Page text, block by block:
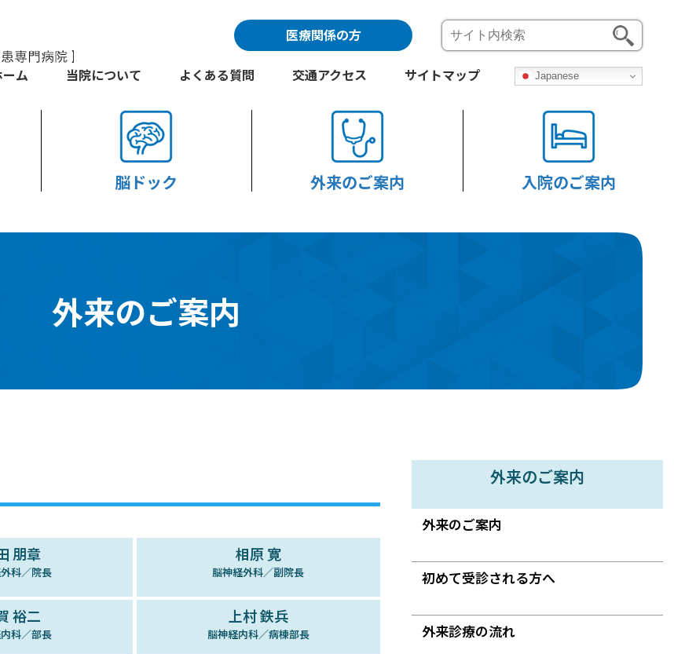
脳ドック 外来のご案内 入院のご案内
ーム 当院について よくある質問 交通アクセス サイトマップ Japanese
医療関係の方
外来のご案内
朋章
科／院長
相原 寛
脳神経外科／副院長
裕二
科／部長
上村 鉄兵
脳神経内科／病棟部長
外来のご案内
外来のご案内
初めて受診される方へ
外来診療の流れ